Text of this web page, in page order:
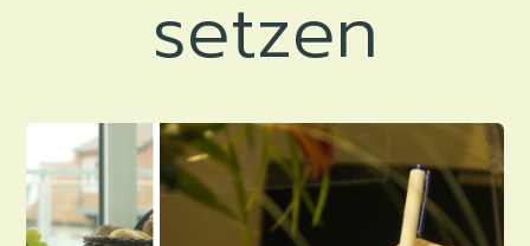
setzen